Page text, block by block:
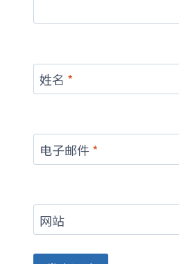
姓名 *
电子邮件 *
网站